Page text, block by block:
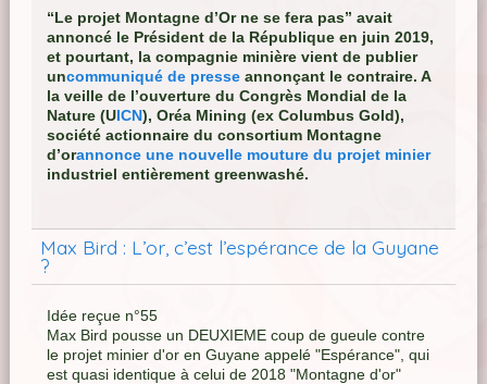
“Le projet Montagne d’Or ne se fera pas” avait
annoncé le Président de la République en juin 2019,
et pourtant, la compagnie minière vient de publier
uncommuniqué de presseannonçant le contraire. A
la veille de l’ouverture du Congrès Mondial de la
Nature (UICN), Oréa Mining (ex Columbus Gold),
société actionnaire du consortium Montagne
d’orannonce une nouvelle mouture du projet minier
industriel entièrement greenwashé.
Max Bird : L’or, c’est l’espérance de la Guyane
?
Idée reçue n°55
Max Bird pousse un DEUXIEME coup de gueule contre
le projet minier d'or en Guyane appelé "Espérance", qui
est quasi identique à celui de 2018 "Montagne d'or"